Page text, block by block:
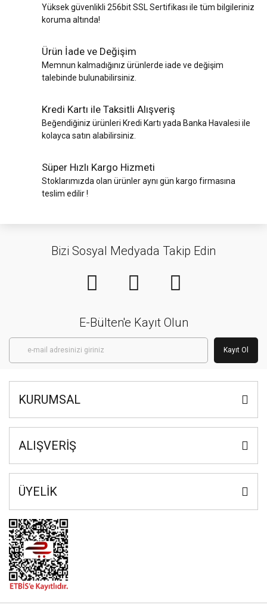
Yüksek güvenlikli 256bit SSL Sertifikası ile tüm bilgileriniz
koruma altında!
Ürün İade ve Değişim
Memnun kalmadığınız ürünlerde iade ve değişim
talebinde bulunabilirsiniz.
Kredi Kartı ile Taksitli Alışveriş
Beğendiğiniz ürünleri Kredi Kartı yada Banka Havalesi ile
kolayca satın alabilirsiniz.
Süper Hızlı Kargo Hizmeti
Stoklarımızda olan ürünler aynı gün kargo firmasına
teslim edilir !
Bizi Sosyal Medyada Takip Edin
E-Bülten'e Kayıt Olun
Kayıt Ol
KURUMSAL
ALIŞVERİŞ
ÜYELİK